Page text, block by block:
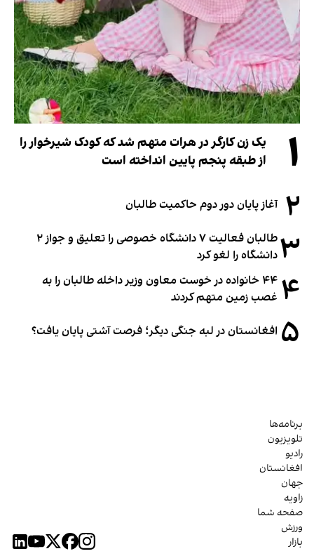
۱
یک زن کارگر در هرات متهم شد که کودک شیرخوار را
از طبقه پنجم پایین انداخته است
۲ آغاز پایان دور دوم حاکمیت طالبان
۳
طالبان فعالیت ۷ دانشگاه خصوصی را تعلیق و جواز ۲
دانشگاه را لغو کرد
۴
۴۴ خانواده در خوست معاون وزیر داخله طالبان را به
غصب زمین متهم کردند
۵ افغانستان در لبه جنگی دیگر؛ فرصت آشتی پایان یافت؟
برنامه‌ها
تلویزیون
رادیو
افغانستان
جهان
زاویه
صفحه شما
ورزش
بازار